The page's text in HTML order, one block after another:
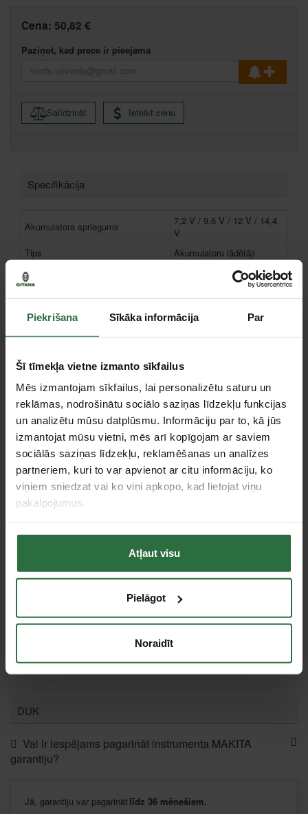
Piekrišana Sīkāka informācija Par
Šī tīmekļa vietne izmanto sīkfailus
Mēs izmantojam sīkfailus, lai personalizētu saturu un
reklāmas, nodrošinātu sociālo saziņas līdzekļu funkcijas
un analizētu mūsu datplūsmu. Informāciju par to, kā jūs
izmantojat mūsu vietni, mēs arī kopīgojam ar saviem
sociālās saziņas līdzekļu, reklamēšanas un analīzes
partneriem, kuri to var apvienot ar citu informāciju, ko
viņiem sniedzat vai ko viņi apkopo, kad lietojat viņu
pakalpojumus.
Atļaut visu
Pielāgot
Noraidīt
Cena: 50,82 €
Paziņot, kad prece ir pieejama
Salīdzināt Ieteikt cenu
Specifikācija
Akumulatora spriegums
7,2 V / 9,6 V / 12 V / 14,4
V
Tips
Akumulatoru lādētāji
Garantija fiziskām personām, mēn.
12
Tie, kas apskatīja šo preci, tāpat interesējās par...
Failed to load product list.
Apskatītie produkti
Akumulatora lādētājs
DUK
Vai ir iespējams pagarināt instrumenta MAKITA
garantiju?
Jā, garantiju var pagarināt līdz 36 mēnešiem.